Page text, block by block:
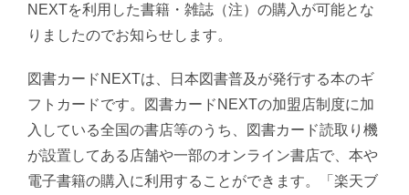
NEXTを利用した書籍・雑誌（注）の購入が可能とな
りましたのでお知らせします。
図書カードNEXTは、日本図書普及が発行する本のギ
フトカードです。図書カードNEXTの加盟店制度に加
入している全国の書店等のうち、図書カード読取り機
が設置してある店舗や一部のオンライン書店で、本や
電子書籍の購入に利用することができます。「楽天ブ